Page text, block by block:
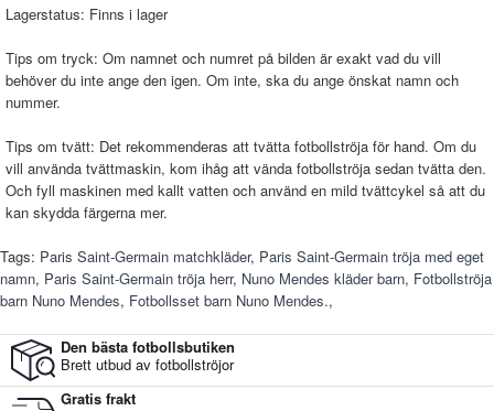
Lagerstatus: Finns i lager
Tips om tryck: Om namnet och numret på bilden är exakt vad du vill
behöver du inte ange den igen. Om inte, ska du ange önskat namn och
nummer.
Tips om tvätt: Det rekommenderas att tvätta fotbollströja för hand. Om du
vill använda tvättmaskin, kom ihåg att vända fotbollströja sedan tvätta den.
Och fyll maskinen med kallt vatten och använd en mild tvättcykel så att du
kan skydda färgerna mer.
Tags: Paris Saint-Germain matchkläder, Paris Saint-Germain tröja med eget
namn, Paris Saint-Germain tröja herr, Nuno Mendes kläder barn, Fotbollströja
barn Nuno Mendes, Fotbollsset barn Nuno Mendes.,
Den bästa fotbollsbutiken
Brett utbud av fotbollströjor
Gratis frakt